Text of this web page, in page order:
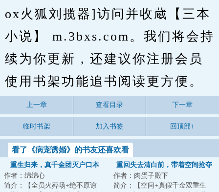
ox火狐刘揽器]访问并收蔵【三本
小说】 m.3bxs.com。我们将会持
续为你更新，还建议你注册会员
使用书架功能追书阅读更方便。
上一章 查看目录 下一章
临时书架 加入书签 回顶部↑
看了《病宠诱婚》的书友还喜欢看
重生归来，真千金团灭户口本
作者：绵绵心
简介：【全员火葬场+绝不原谅
重回失去清白前，带着空间抢夺
江山
作者：肉蛋子殿下
简介：【空间+真假千金双重生